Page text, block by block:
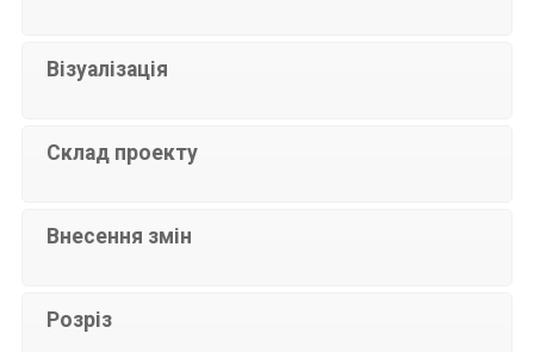
Візуалізація
Склад проекту
Внесення змін
Розріз